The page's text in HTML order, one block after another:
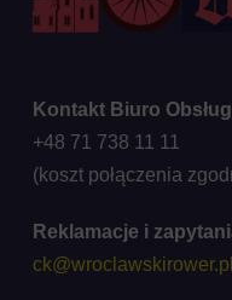
Kontakt Biuro
+48 71 738 11 11
(koszt połączenia
Reklamacje i
ck@wroclawskirower.pl